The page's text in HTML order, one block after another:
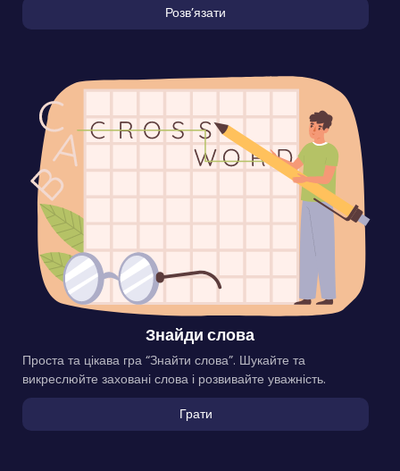
Розвʼязати
Знайди слова
Проста та цікава гра “Знайти слова”. Шукайте та
викреслюйте заховані слова і розвивайте уважність.
Грати